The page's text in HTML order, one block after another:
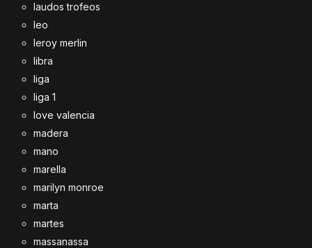
laudos trofeos
leo
leroy merlin
libra
liga
liga 1
love valencia
madera
mano
marella
marilyn monroe
marta
martes
massanassa